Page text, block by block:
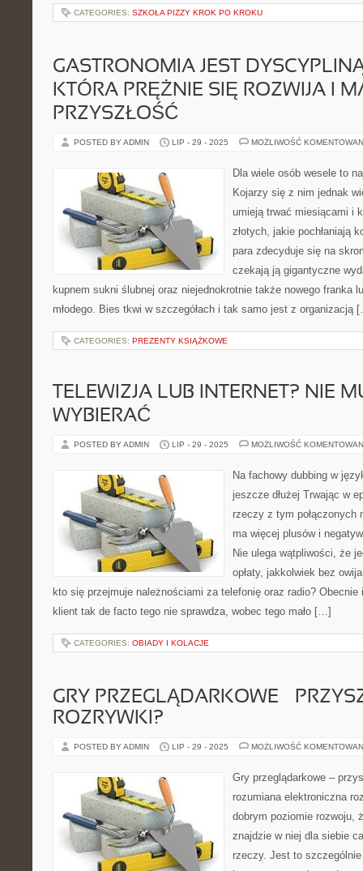
CATEGORIES: SZKOŁA PIZZY KROK PO KROKU
GASTRONOMIA JEST
KTÓRA PRĘŻNIE SIĘ ROZWIJA I
PRZYSZŁOŚĆ
POSTED BY ADMIN LIP - 29 - 2025 MOŻLIWOŚĆ
Dla wiele osób wesele to
Kojarzy się z nim jednak
umieją trwać miesiącami i
złotych, jakie pochłaniają
para zdecyduje się na
czekają ją gigantyczne
kupnem sukni ślubnej oraz niejednokrotnie także nowego franka
młodego. Bies tkwi w szczegółach i tak samo jest z organizacją
CATEGORIES: PREZENTY KSIĄŻKOWE
TELEWIZJA LUB INTERNET? NIE
WYBIERAĆ
POSTED BY ADMIN LIP - 29 - 2025 MOŻLIWOŚĆ
Na fachowy dubbing w
jeszcze dłużej Trwając w
rzeczy z tym połączonych
ma więcej plusów i
Nie ulega wątpliwości, że
opłaty, jakkolwiek bez
kto się przejmuje należnościami za telefonię oraz radio?
klient tak de facto tego nie sprawdza, wobec tego mało […]
CATEGORIES: OBIADY I KOLACJE
GRY PRZEGLĄDARKOWE –
ROZRYWKI?
POSTED BY ADMIN LIP - 29 - 2025 MOŻLIWOŚĆ
Gry przeglądarkowe –
rozumiana elektroniczna
dobrym poziomie rozwoju,
znajdzie w niej dla siebie
rzeczy. Jest to